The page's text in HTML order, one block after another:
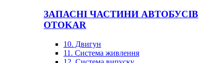
ЗАПАСНІ ЧАСТИНИ АВТОБУСІВ
OTOKAR
10. Двигун
11. Система живлення